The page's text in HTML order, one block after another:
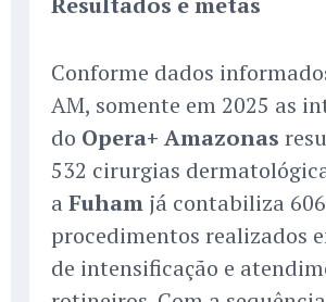
Conforme dados
AM, somente em 2025 as
do Opera+ Amazonas
532 cirurgias
a Fuham já contabiliza 606
procedimentos realizados
de intensificação e